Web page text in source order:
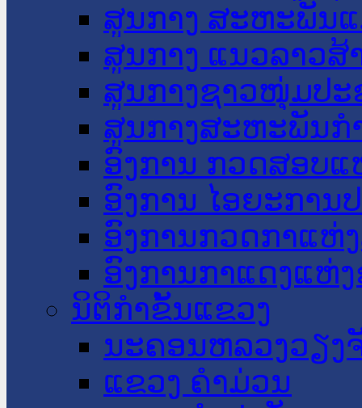
ສູນກາງ ສະຫະພັນ
ສູນກາງ ແນວລາວສ້
ສູນກາງຊາວໜຸ່ມປະ
ສູນກາງສະຫະພັນກ
ອົງການ ກວດສອບແ
ອົງການ ໄອຍະການ
ອົງການກວດກາແຫ່
ອົງການກາແດງແຫ່
ນິຕິກໍາຂັ້ນແຂວງ
ນະ​ຄອນ​ຫລວງວຽງ
ແຂວງ ຄໍາມ່ວນ